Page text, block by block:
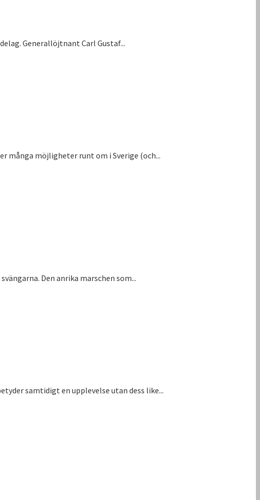
Generallöjtnant Carl Gustaf...
många möjligheter runt om i Sverige (och...
Den anrika marschen som...
samtidigt en upplevelse utan dess like...